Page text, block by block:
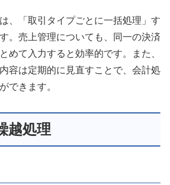
、「取引タイプごとに一括処理」す
。売上管理についても、同一の決済
めて入力すると効率的です。また、
容は定期的に見直すことで、会計処
できます。
越処理